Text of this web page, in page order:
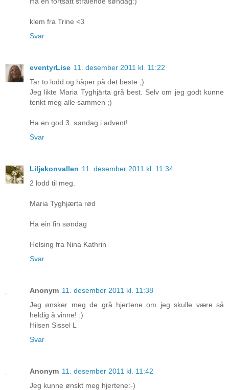
klem fra Trine <3
Svar
eventyrLise 11. desember 2011 kl. 11:22
Tar to lodd og håper på det beste ;)
Jeg likte Maria Tyghjärta grå best. Selv om jeg godt kunne
tenkt meg alle sammen ;)
Ha en god 3. søndag i advent!
Svar
Liljekonvallen 11. desember 2011 kl. 11:34
2 lodd til meg.
Maria Tyghjærta rød
Ha ein fin søndag
Helsing fra Nina Kathrin
Svar
Anonym 11. desember 2011 kl. 11:38
Jeg ønsker meg de grå hjertene om jeg skulle være så
heldig å vinne! :)
Hilsen Sissel L
Svar
Anonym 11. desember 2011 kl. 11:42
Jeg kunne ønskt meg hjertene:-)